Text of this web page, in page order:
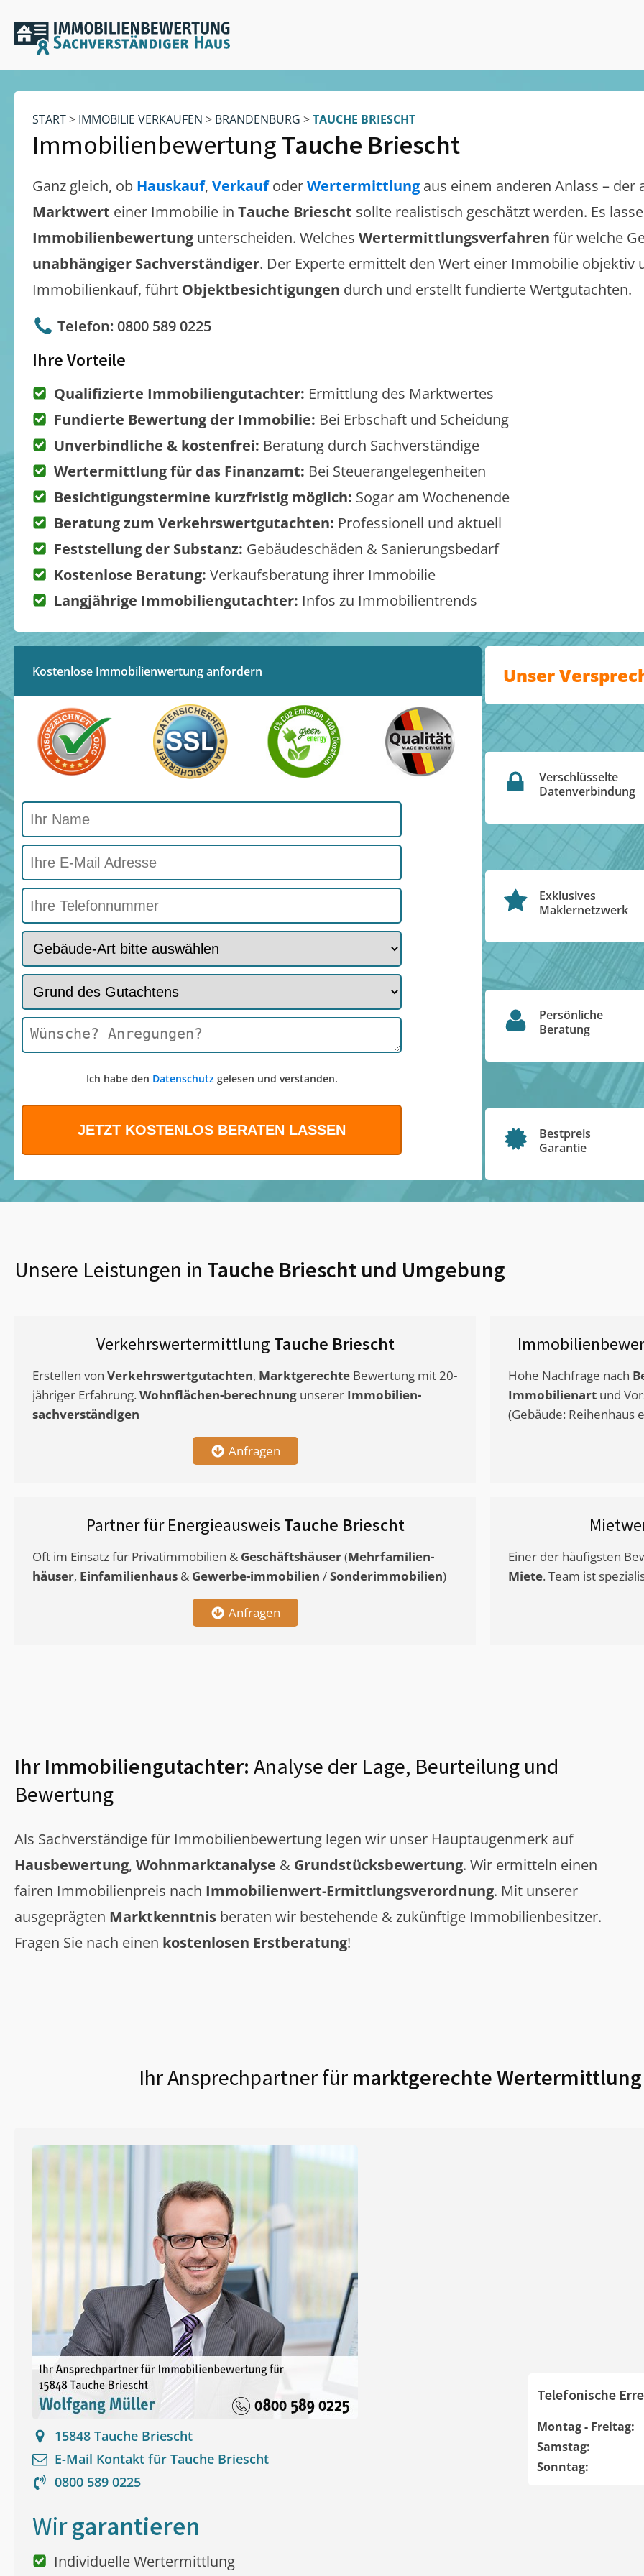
START> IMMOBILIE VERKAUFEN > BRANDENBURG >TAUCHE BRIESCHT
Immobilienbewertung Tauche Briescht
Ganz gleich, ob Hauskauf, VerkaufoderWertermittlung aus einem anderen Anlass – der
Marktwert einer Immobilie in Tauche Briescht sollte realistisch geschätzt werden. Es
Immobilienbewertung unterscheiden. Welches Wertermittlungsverfahren für welche
unabhängiger Sachverständiger. Der Experte ermittelt den Wert einer Immobilie objektiv
Immobilienkauf, führt Objektbesichtigungen durch und erstellt fundierte Wertgutachten.
Telefon: 0800 589 0225
Ihre Vorteile
Qualifizierte Immobiliengutachter: Ermittlung des Marktwertes
Fundierte Bewertung der Immobilie: Bei Erbschaft und Scheidung
Unverbindliche & kostenfrei: Beratung durch Sachverständige
Wertermittlung für das Finanzamt: Bei Steuerangelegenheiten
Besichtigungstermine kurzfristig möglich: Sogar am Wochenende
Beratung zum Verkehrswertgutachten: Professionell und aktuell
Feststellung der Substanz: Gebäudeschäden & Sanierungsbedarf
Kostenlose Beratung: Verkaufsberatung ihrer Immobilie
Langjährige Immobiliengutachter: Infos zu Immobilientrends
Kostenlose Immobilienwertung anfordern
Ich habe den Datenschutzgelesen und verstanden.
Unser
Verschlüsselte
Datenverbindung
Exklusives
Maklernetzwerk
Persönliche
Beratung
Bestpreis
Garantie
Unsere Leistungen in Tauche Briescht und Umgebung
Verkehrswertermittlung Tauche Briescht
Erstellen von Verkehrswertgutachten, Marktgerechte Bewertung mit 20-
jähriger Erfahrung. Wohnflächen-berechnung unserer Immobilien-
sachverständigen
Anfragen
Hohe Nachfrage nach
Immobilienart und
(Gebäude: Reihenhaus
Partner für Energieausweis Tauche Briescht
Oft im Einsatz für Privatimmobilien & Geschäftshäuser(Mehrfamilien-
häuser, Einfamilienhaus & Gewerbe-immobilien /Sonderimmobilien)
Anfragen
Einer der häufigsten
Miete. Team ist
Ihr Immobiliengutachter: Analyse der Lage, Beurteilung und
Bewertung
Als Sachverständige für Immobilienbewertung legen wir unser Hauptaugenmerk auf
Hausbewertung, Wohnmarktanalyse & Grundstücksbewertung. Wir ermitteln einen
fairen Immobilienpreis nach Immobilienwert-Ermittlungsverordnung. Mit unserer
ausgeprägten Marktkenntnis beraten wir bestehende & zukünftige Immobilienbesitzer.
Fragen Sie nach einen kostenlosen Erstberatung!
Ihr Ansprechpartner für marktgerechte
15848 Tauche Briescht
E-Mail Kontakt für Tauche Briescht
0800 589 0225
Telefonische
Montag - Freitag:
Samstag:
Sonntag:
Wirgarantieren
Individuelle Wertermittlung